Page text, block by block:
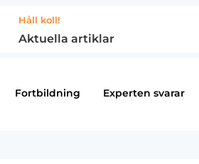
Håll koll!
Aktuella artiklar
Fortbildning Experten svarar